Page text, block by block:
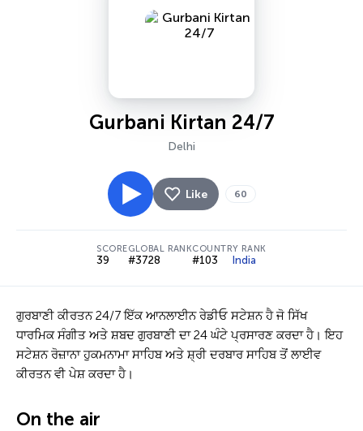
Gurbani Kirtan 24/7
Delhi
Like 60
SCORE
39
GLOBAL RANK
#3728
COUNTRY RANK
#103 India
ਗੁਰਬਾਣੀ ਕੀਰਤਨ 24/7 ਇੱਕ ਆਨਲਾਈਨ ਰੇਡੀਓ ਸਟੇਸ਼ਨ ਹੈ ਜੋ ਸਿੱਖ
ਧਾਰਮਿਕ ਸੰਗੀਤ ਅਤੇ ਸ਼ਬਦ ਗੁਰਬਾਣੀ ਦਾ 24 ਘੰਟੇ ਪ੍ਰਸਾਰਣ ਕਰਦਾ ਹੈ। ਇਹ
ਸਟੇਸ਼ਨ ਰੋਜ਼ਾਨਾ ਹੁਕਮਨਾਮਾ ਸਾਹਿਬ ਅਤੇ ਸ਼੍ਰੀ ਦਰਬਾਰ ਸਾਹਿਬ ਤੋਂ ਲਾਈਵ
ਕੀਰਤਨ ਵੀ ਪੇਸ਼ ਕਰਦਾ ਹੈ।
On the air